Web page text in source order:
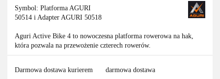
Symbol: Platforma AGURI
50514 i Adapter AGURI 50518
Aguri Active Bike 4 to nowoczesna platforma rowerowa na hak,
która pozwala na przewożenie czterech rowerów.
Darmowa dostawa kurierem darmowa dostawa